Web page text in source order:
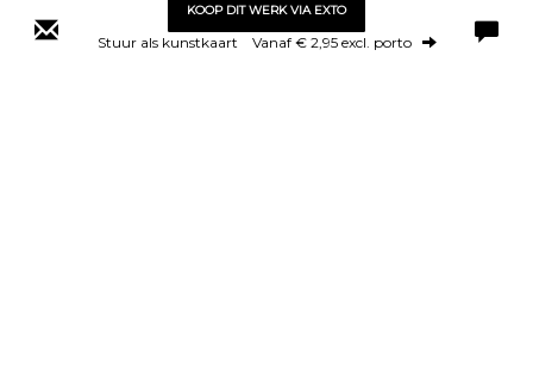
KOOP DIT WERK VIA EXTO
Stuur als kunstkaart Vanaf € 2,95 excl. porto